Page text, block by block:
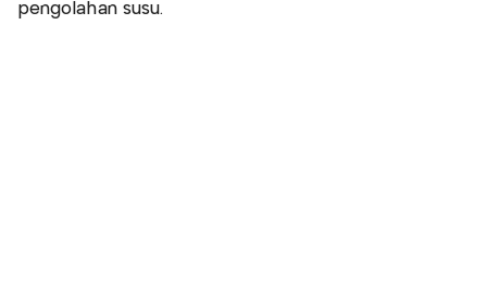
pengolahan susu.